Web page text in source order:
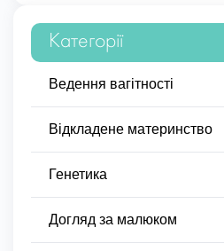
Категорії
Ведення вагітності
Відкладене материнство
Генетика
Догляд за малюком